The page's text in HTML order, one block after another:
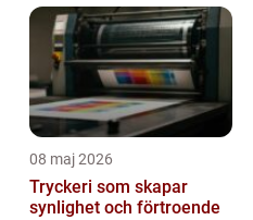
08 maj 2026
Tryckeri som skapar
synlighet och förtroende